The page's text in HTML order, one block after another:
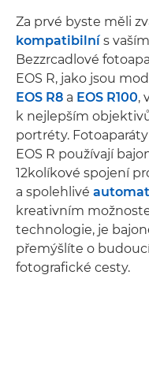
Za prvé byste měli
kompatibilnís
Bezzrcadlové
EOS R, jako jsou
EOS R8 a EOS R100,
k nejlepším
portréty.
EOS R používají
12kolíkové spojení
a spolehlivé
kreativním
technologie, je
přemýšlíte o
fotografické cesty.